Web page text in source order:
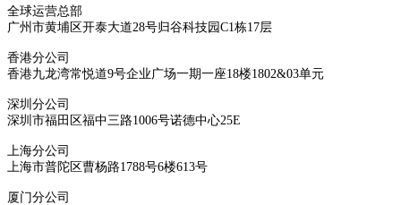
全球运营总部
广州市黄埔区开泰大道28号归谷科技园C1栋17层
香港分公司
香港九龙湾常悦道9号企业广场一期一座18楼1802&03单元
深圳分公司
深圳市福田区福中三路1006号诺德中心25E
上海分公司
上海市普陀区曹杨路1788号6楼613号
厦门分公司